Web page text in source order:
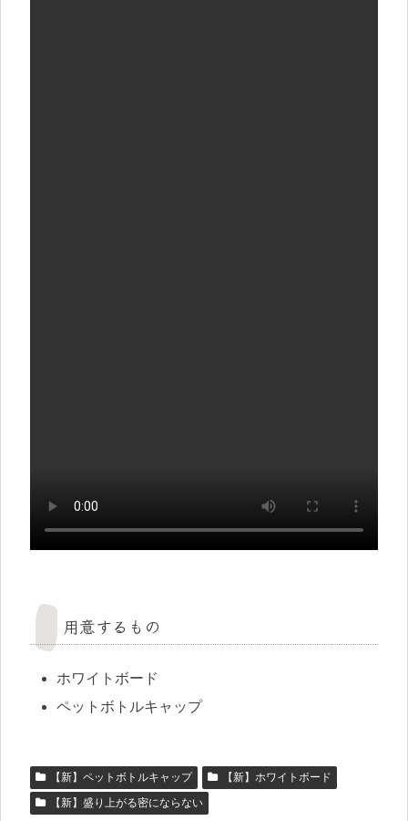
用意するもの
ホワイトボード
ペットボトルキャップ
【新】ペットボトルキャップ
【新】ホワイトボード
【新】盛り上がる密にならない